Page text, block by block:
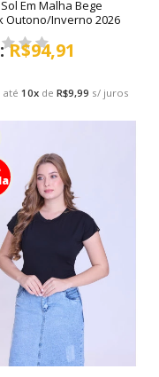
Em Malha Bege
Outono/Inverno 2026
até10x deR$9,99 s/ juros
R$94,91